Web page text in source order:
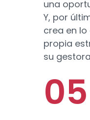
una
Y, por
crea en
propia
su